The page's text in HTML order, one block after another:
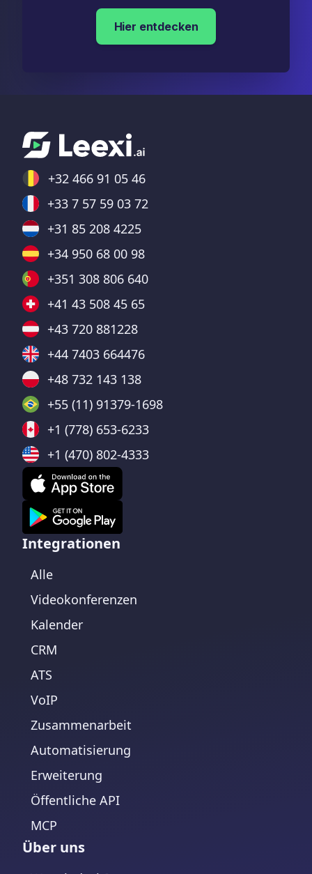
Hier entdecken
+32 466 91 05 46
+33 7 57 59 03 72
+31 85 208 4225
+34 950 68 00 98
+351 308 806 640
+41 43 508 45 65
+43 720 881228
+44 7403 664476
+48 732 143 138
+55 (11) 91379-1698
+1 (778) 653-6233
+1 (470) 802-4333
Integrationen
Alle
Videokonferenzen
Kalender
CRM
ATS
VoIP
Zusammenarbeit
Automatisierung
Erweiterung
Öffentliche API
MCP
Über uns